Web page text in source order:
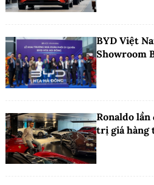
BYD Việt
Showroom
Ronaldo lần
trị giá hàng